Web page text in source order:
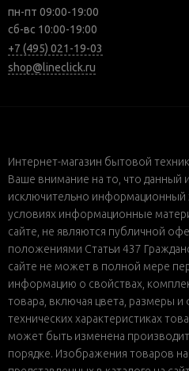
пн-пт 09:00-19:00
сб-вс 10:00-19:00
+7 (495) 021-19-03
shop@lineclick.ru
Интернет-магазин бытовой
Ваше внимание на то, что данный
исключительно информационный
условиях информационные
сайте, не являются публичной
положениями Статьи 437
сайте не может в полной мере
информацию о свойствах,
товара, включая цвета, размеры
технических характеристиках
может быть изменена
порядке. Изображения товаров